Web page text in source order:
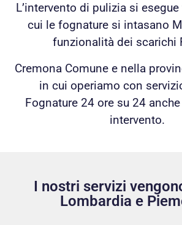
L’intervento di pulizia si
cui le fognature si intasano
funzionalità dei scarichi
Cremona Comune e nella
in cui operiamo con
Fognature 24 ore su 24
intervento.
I nostri servizi
Lombardia e